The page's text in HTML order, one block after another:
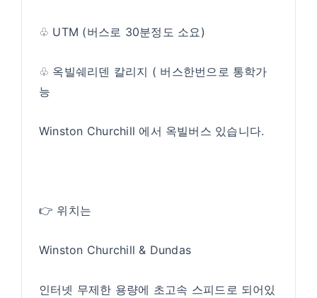
♧ UTM (버스로 30분정도 소요)
♧ 옥빌쉐리덴 칼리지 ( 버스한번으로 통학가
능
Winston Churchill 에서 옥빌버스 있습니다.
👉 위치는
Winston Churchill & Dundas
인터넷 무제한 용량에 초고속 스피드로 되어있